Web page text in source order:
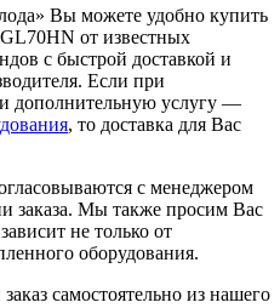
Вы можете удобно купить
от известных
с быстрой доставкой и
Если при
дополнительную услугу —
, то доставка для Вас
с менеджером
заказа. Мы также просим Вас
не только от
оборудования.
самостоятельно из нашего